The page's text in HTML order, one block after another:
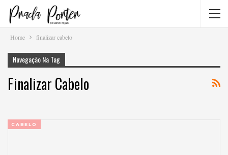
Home finalizar cabelo
Navegação Na Tag
Finalizar Cabelo
CABELO